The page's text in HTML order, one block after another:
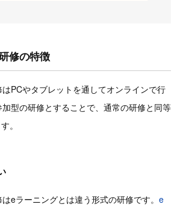
修の特徴
PCやタブレットを通してオンラインで行
型の研修とすることで、通常の研修と同等
。
eラーニングとは違う形式の研修です。 e